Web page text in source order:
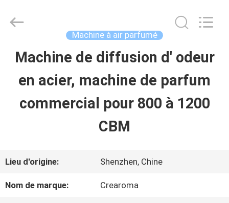
MAISON
Meter
Machine à air parfumé
Machine de diffusion d' odeur
en acier, machine de parfum
commercial pour 800 à 1200
CBM
Lieu d'origine: Shenzhen, Chine
Nom de marque: Crearoma